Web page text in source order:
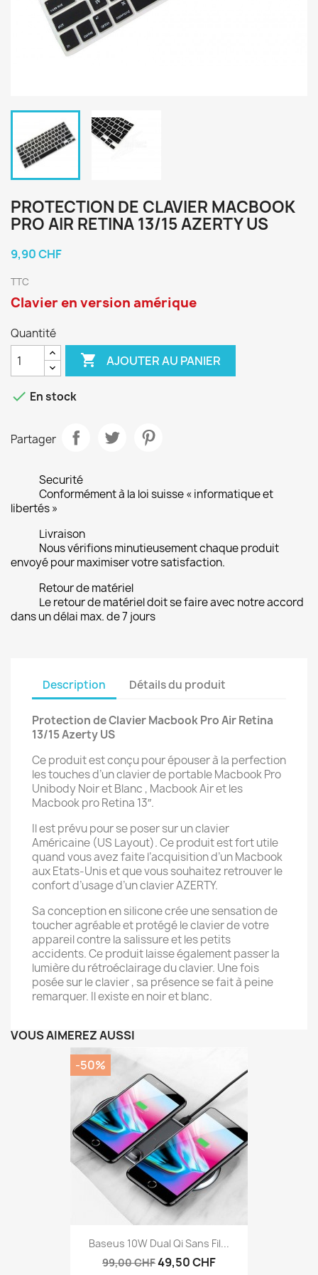
PROTECTION DE CLAVIER MACBOOK
PRO AIR RETINA 13/15 AZERTY US
9,90 CHF
TTC
Clavier en version amérique
Quantité
 AJOUTER AU PANIER
 En stock
Partager
Securité
Conformément à la loi suisse « informatique et
libertés »
Livraison
Nous vérifions minutieusement chaque produit
envoyé pour maximiser votre satisfaction.
Retour de matériel
Le retour de matériel doit se faire avec notre accord
dans un délai max. de 7 jours
Description Détails du produit
Protection de Clavier Macbook Pro Air Retina
13/15 Azerty US
Ce produit est conçu pour épouser à la perfection
les touches d’un clavier de portable Macbook Pro
Unibody Noir et Blanc , Macbook Air et les
Macbook pro Retina 13″.
Il est prévu pour se poser sur un clavier
Américaine (US Layout). Ce produit est fort utile
quand vous avez faite l’acquisition d’un Macbook
aux Etats-Unis et que vous souhaitez retrouver le
confort d’usage d’un clavier AZERTY.
Sa conception en silicone crée une sensation de
toucher agréable et protégé le clavier de votre
appareil contre la salissure et les petits
accidents. Ce produit laisse également passer la
lumière du rétroéclairage du clavier. Une fois
posée sur le clavier , sa présence se fait à peine
remarquer. Il existe en noir et blanc.
VOUS AIMEREZ AUSSI
Baseus 10W Dual Qi Sans Fil...
99,00 CHF49,50 CHF
-50%